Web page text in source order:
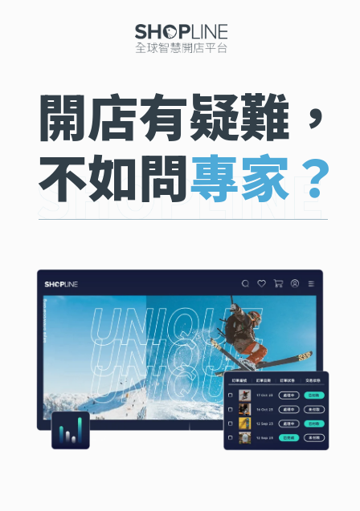
開店有疑難，
不如問專家？